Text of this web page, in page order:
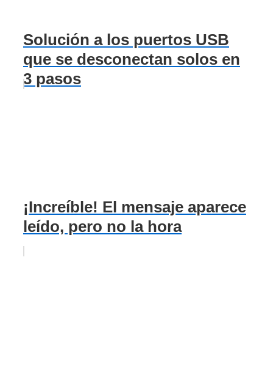
Solución a los puertos USB
que se desconectan solos en
3 pasos
¡Increíble! El mensaje aparece
leído, pero no la hora